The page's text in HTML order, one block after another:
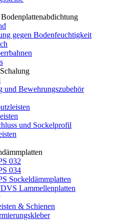
gegen Bodenfeuchtigkeit
und Bewehrungszubehör
und Sockelprofil
032
034
Sockeldämmplatten
Lammellenplatten
& Schienen